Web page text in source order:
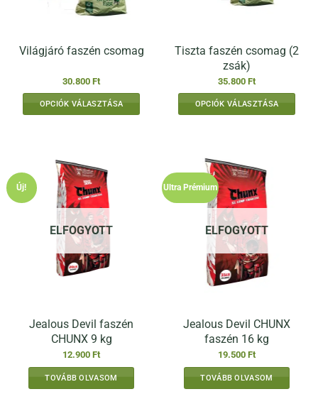
Világjáró faszén csomag
30.800 Ft
OPCIÓK VÁLASZTÁSA
Tiszta faszén csomag (2
zsák)
35.800 Ft
OPCIÓK VÁLASZTÁSA
Új!
ELFOGYOTT
Jealous Devil faszén
CHUNX 9 kg
12.900 Ft
TOVÁBB OLVASOM
Ultra Prémium
ELFOGYOTT
Jealous Devil CHUNX
faszén 16 kg
19.500 Ft
TOVÁBB OLVASOM